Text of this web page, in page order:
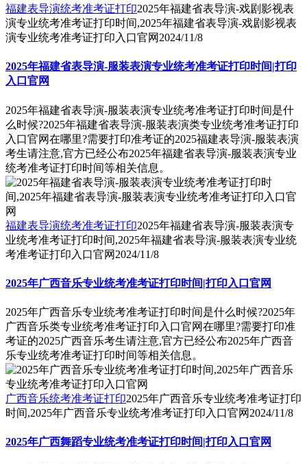
福建表导演统考准考证打印2025年福建省表导演-戏剧影视表
演专业统考准考证打印时间,2025年福建省表导演-戏剧影视表
演专业统考准考证打印入口官网 2024/11/8
2025年福建省表导演-服装表演专业统考准考证打印时间|打印
入口官网
2025年福建省表导演-服装表演专业统考准考证打印时间是什
么时候?2025年福建省表导演-服装表演类专业统考准考证打印
入口官网在哪里?需要打印准考证的2025福建表导演-服装表演
考生请注意,官方已经公布2025年福建省表导演-服装表演专业
统考准考证打印时间等相关信息。
福建表导演统考准考证打印2025年福建省表导演-服装表演专
业统考准考证打印时间,2025年福建省表导演-服装表演专业统
考准考证打印入口官网 2024/11/8
2025年广西音乐专业统考准考证打印时间|打印入口官网
2025年广西音乐专业统考准考证打印时间是什么时候?2025年
广西音乐类专业统考准考证打印入口官网在哪里?需要打印准
考证的2025广西音乐考生请注意,官方已经公布2025年广西音
乐专业统考准考证打印时间等相关信息。
广西音乐统考准考证打印2025年广西音乐专业统考准考证打印
时间,2025年广西音乐专业统考准考证打印入口官网 2024/11/8
2025年广西舞蹈专业统考准考证打印时间|打印入口官网